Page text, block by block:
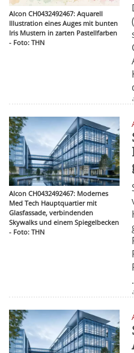
Alcon CH0432492467: Aquarell
Illustration eines Auges mit bunten
Iris Mustern in zarten Pastellfarben
- Foto: THN
Alcon CH0432492467: Modernes
Med Tech Hauptquartier mit
Glasfassade, verbindenden
Skywalks und einem Spiegelbecken
- Foto: THN